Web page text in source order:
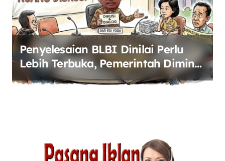
Penyelesaian BLBI Dinilai Perlu
Lebih Terbuka, Pemerintah Diminta
Buka Ruang Dialog